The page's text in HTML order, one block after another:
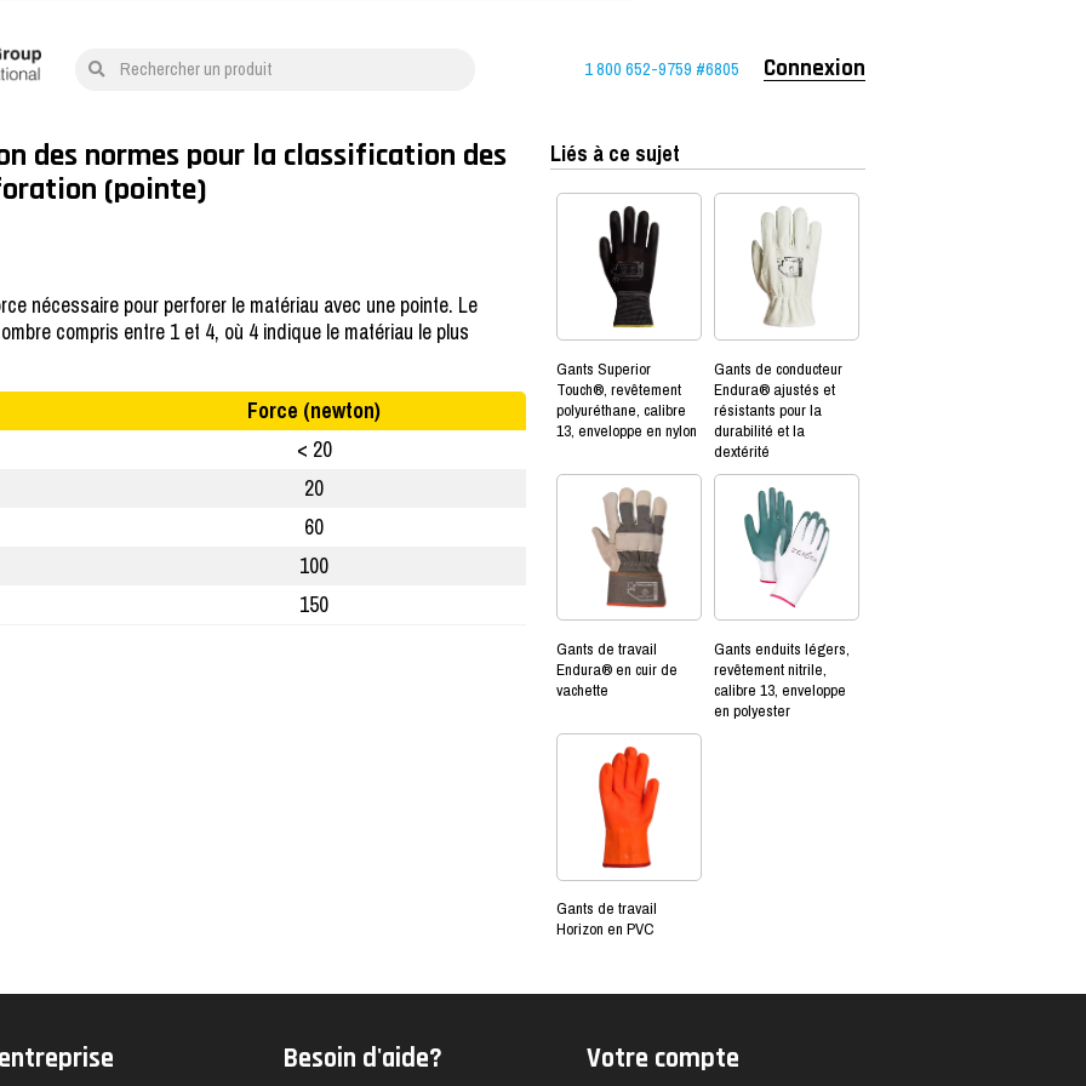
Rechercher un produit 1 800 652-9759 #6805 Connexion
des normes pour la classification des
(pointe)
nécessaire pour perforer le matériau avec une pointe. Le
compris entre 1 et 4, où 4 indique le matériau le plus
Force (newton)
< 20
20
60
100
150
Liés à ce sujet
Gants Superior
Touch®, revêtement
polyuréthane, calibre
13, enveloppe en nylon
Gants de conducteur
Endura® ajustés et
résistants pour la
durabilité et la
dextérité
Gants de travail
Endura® en cuir de
vachette
Gants enduits légers,
revêtement nitrile,
calibre 13, enveloppe
en polyester
Gants de travail
Horizon en PVC
Besoin d'aide? Votre compte